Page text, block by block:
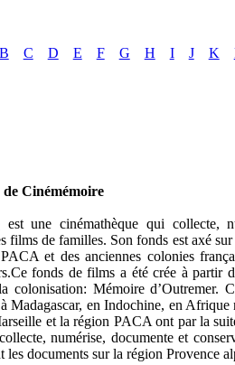
B C D E F G H I J K
Cinémémoire
est une cinémathèque qui collecte,
films de familles. Son fonds est axé
et des anciennes colonies
fonds de films a été crée à partir
colonisation: Mémoire d’Outremer.
Madagascar, en Indochine, en
et la région PACA ont par la
numérise, documente et
les documents sur la région Provence